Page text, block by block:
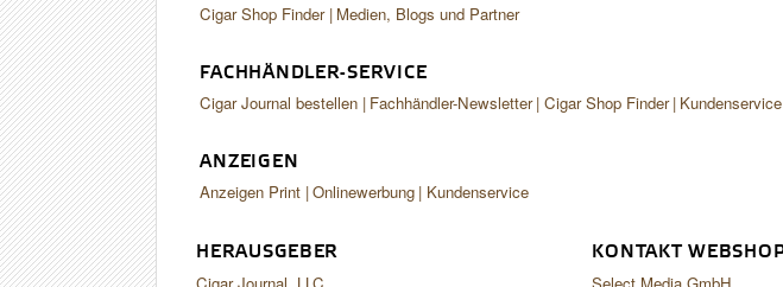
Cigar Shop Finder Medien, Blogs und Partner
FACHHÄNDLER-SERVICE
Cigar Journal bestellen Fachhändler-Newsletter Cigar Shop Finder
ANZEIGEN
Anzeigen Print Onlinewerbung Kundenservice
HERAUSGEBER KONTAKT